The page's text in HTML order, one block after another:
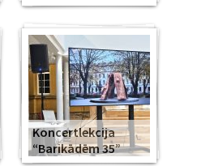
Koncertlekcija
“Barikādēm 35”